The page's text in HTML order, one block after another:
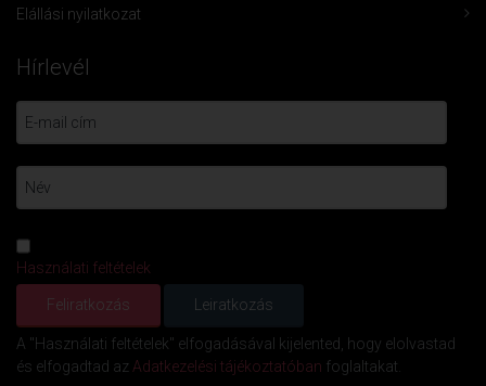
Elállási nyilatkozat
Hírlevél
Használati feltételek
A "Használati feltételek" elfogadásával kijelented, hogy elolvastad
és elfogadtad az Adatkezelési tájékoztatóban foglaltakat.